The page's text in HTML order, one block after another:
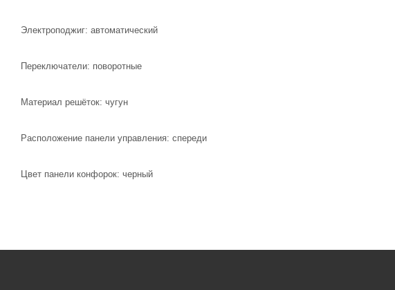
Электроподжиг: автоматический
Переключатели: поворотные
Материал решёток: чугун
Расположение панели управления: спереди
Цвет панели конфорок: черный